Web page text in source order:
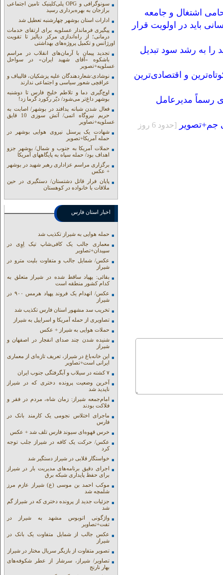
اشتغال و جامعه
باید در اولویت قرار
را به رشد سود تبدیل
و اقتصادی‌ترین
رسماً مدیرعامل
جم+تصویر [حدود 6 روز
سونوگرافی و OPG پلی‌کلینیک تامین اجتماعی
برازجان به بهره‌برداری رسید
ادارات استان بوشهر چهارشنبه تعطیل شد
پیگیری فرماندار عسلویه برای ارتقای خدمات
درمانی؛ از راه‌اندازی مرکز دیالیز تا تقویت
اورژانس و تکمیل پروژه‌های بهداشتی
تجدید پیمان با آرمان‌های انقلاب در مراسم
باشکوه «آقای شهید ایران» در سواحل
عسلویه+تصویر
نوشادی:شعاردهندگان علیه پزشکیان، قالیباف و
عراقچی شعور سیاسی و اجتماعی ندارند
اوج‌گیری دما و تلاطم خلیج فارس تا دوشنبه
بوشهر داغ‌تر می‌شود/ دیّر رکورد گرما زد!
فعال شدن شبانه پدافند در بوشهر/ اصابت به
حریم نیروگاه اتمی/ آتش سوزی 10 قایق
عسلویه+نصاویر
شهادت یک پرسنل نیروی هوایی بوشهر در
حمله آمریکا+تصویر
حملات آمریکا به جنوب و شمال/ بوشهر جزو
اهداف بود/ حمله سپاه به پایگاههای آمریکا
برگزاری مراسم عزاداری رهبر شهید در بوشهر
+ عکس
پایان فرار قاتل دشتستان/ دستگیری در حین
ملاقات با خانواده در کوهستان
اخبار استان فارس
حمله هوایی به شیراز تکذیب شد
معماری جالب یک کافی‌شاپ تیک اِوِی در
سپیدان+تصاویر
عکس/ شمایل جالب و متفاوت بلیت مترو در
شیراز
بقائی: پهپاد ساقط شده در شیراز متعلق به
کدام کشور منطقه است
عکس/ انهدام یک فروند پهپاد هرمس ۹۰۰ در
شیراز
تخریب سد مشهور استان فارس تکذیب شد
تصاویری از حمله آمریکا و اسراییل به شیراز
حملات هوایی به شیراز + عکس
شنیده شدن چند صدای انفجار در اصفهان و
شیراز
این خانه‌باغ در شیراز، تعریف تازه‌ای از معماری
ایرانی است+تصاویر
۷ کشته در سیلاب و آبگرفتگی جنوب ایران
آخرین وضعیت پرونده دختری که در شیراز
ناپدید شد
امام‌جمعه شیراز: زمان شاه، مردم در فقر و
فلاکت بودند
ماجرای اختلاس نجومی یک کارمند بانک در
فارس
خرس قهوه‌ای سیوند فارس تلف شد + عکس
عکس/ حرکت یک کافه در شیراز جلب توجه
کرد
خواستگار قلابی در شیراز دستگیر شد
اجرای دقیق برنامه‌های مدیریت بار در شیراز
برای حفظ پایداری شبکه برق
موکب احمد بن موسی (ع) شیراز عازم مرز
شلمچه شد
جزئیات جدید از پرونده دختری که در شیراز گم
شد
واژگونی اتوبوس مشهد به شیراز در
تفت+تصاویر
عکس جالب از شمایل متفاوت یک بانک در
شیراز
تصویر متفاوت از بازیگر سریال مختار در شیراز
تصاویر/ شیراز، سرشار از عطر شکوفه‌های
بهار نارنج